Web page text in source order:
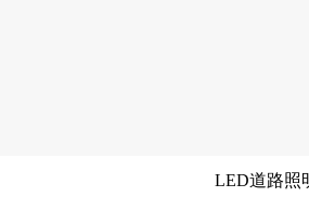
LED道路照